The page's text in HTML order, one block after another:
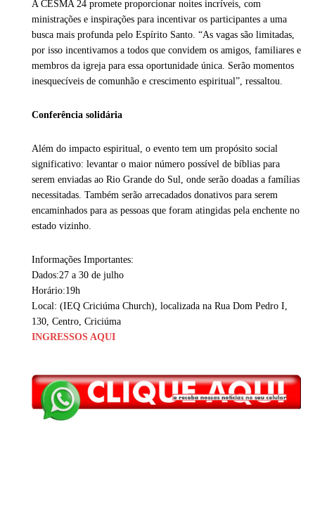
A CESMA 24 promete proporcionar noites incríveis, com
ministrações e inspirações para incentivar os participantes a uma
busca mais profunda pelo Espírito Santo. “As vagas são limitadas,
por isso incentivamos a todos que convidem os amigos, familiares e
membros da igreja para essa oportunidade única. Serão momentos
inesquecíveis de comunhão e crescimento espiritual”, ressaltou.
Conferência solidária
Além do impacto espiritual, o evento tem um propósito social
significativo: levantar o maior número possível de bíblias para
serem enviadas ao Rio Grande do Sul, onde serão doadas a famílias
necessitadas. Também serão arrecadados donativos para serem
encaminhados para as pessoas que foram atingidas pela enchente no
estado vizinho.
Informações Importantes:
Dados:27 a 30 de julho
Horário:19h
Local: (IEQ Criciúma Church), localizada na Rua Dom Pedro I,
130, Centro, Criciúma
INGRESSOS AQUI